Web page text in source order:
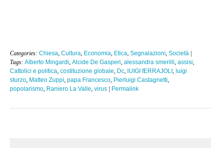
Categories: Chiesa Cultura Economia Etica Segnalazioni Società |
Tags: Alberto Mingardi Alcide De Gasperi alessandra smerilli assisi
Cattolici e politica costituzione globale Dc lUIGI fERRAJOLI luigi
sturzo Matteo Zuppi papa Francesco Pierluigi Castagnetti
popolarismo Raniero La Valle virus | Permalink